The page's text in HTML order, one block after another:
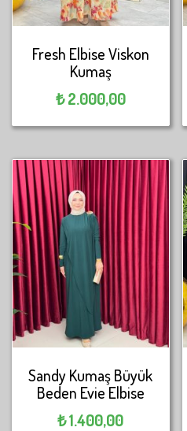
Fresh Elbise Viskon
Kumaş
₺2.000,00
Sandy Kumaş Büyük
Beden Evie Elbise
₺1.400,00